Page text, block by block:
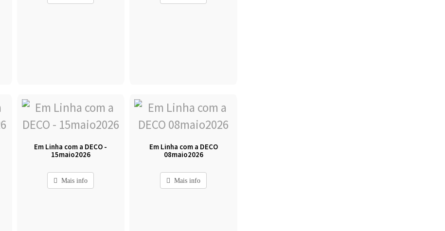
Em Linha com a DECO -
15maio2026
Mais info
Em Linha com a DECO
08maio2026
Mais info